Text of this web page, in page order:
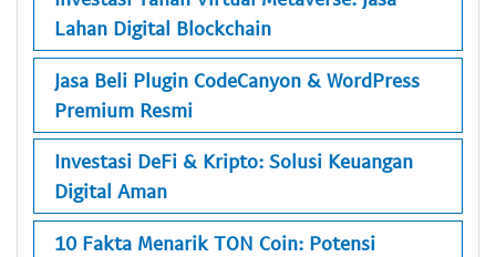
Lahan Digital Blockchain
Jasa Beli Plugin CodeCanyon & WordPress
Premium Resmi
Investasi DeFi & Kripto: Solusi Keuangan
Digital Aman
10 Fakta Menarik TON Coin: Potensi